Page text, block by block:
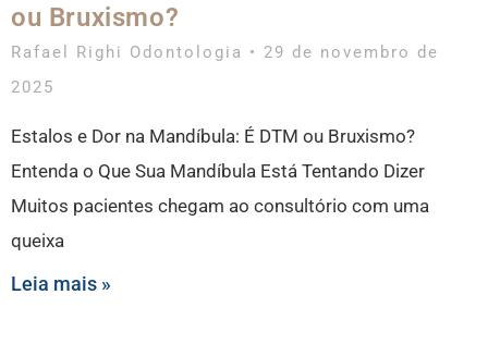
ou Bruxismo?
Rafael Righi Odontologia
29 de novembro de
2025
Estalos e Dor na Mandíbula: É DTM ou Bruxismo?
Entenda o Que Sua Mandíbula Está Tentando Dizer
Muitos pacientes chegam ao consultório com uma
queixa
Leia mais »